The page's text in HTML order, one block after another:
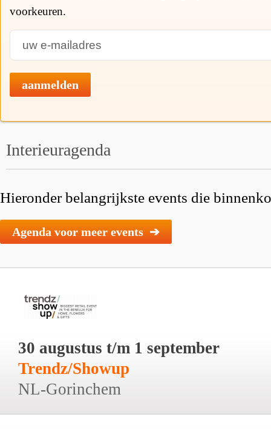
voorkeuren.
aanmelden
Interieuragenda
Hieronder belangrijkste events die
Agenda voor meer events ➔
30 augustus t/m 1 september
Trendz/Showup
NL-Gorinchem